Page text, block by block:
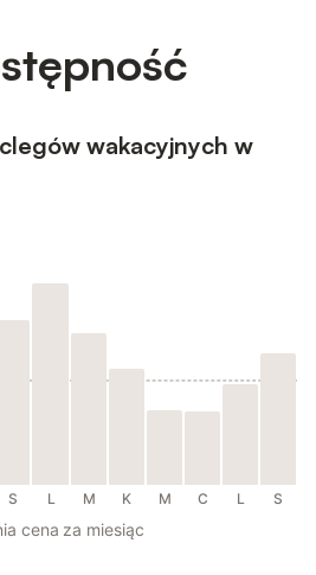
wakacyjnych w
S L M K M C L S
cena za miesiąc